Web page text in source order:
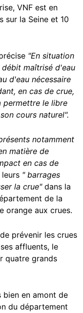
VNF est en
sur la Seine et 10
"En situation
maîtrisé d'eau
d'eau nécessaire
en cas de crue,
permettre le libre
cours naturel".
notamment
matière de
en cas de
" barrages
la crue" dans la
de la
orange aux crues.
prévenir les crues
affluents, le
quatre grands
bien en amont de
du département